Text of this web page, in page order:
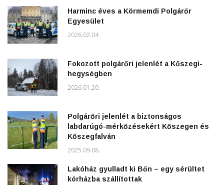
Harminc éves a Körmemdi Polgárőr
Egyesület
2026.02.04.
Fokozott polgárőri jelenlét a Kőszegi-
hegységben
2026.01.20.
Polgárőri jelenlét a biztonságos
labdarúgó-mérkőzésekért Kőszegen és
Kőszegfalván
2025.09.08.
Lakóház gyulladt ki Bőn – egy sérültet
kórházba szállítottak